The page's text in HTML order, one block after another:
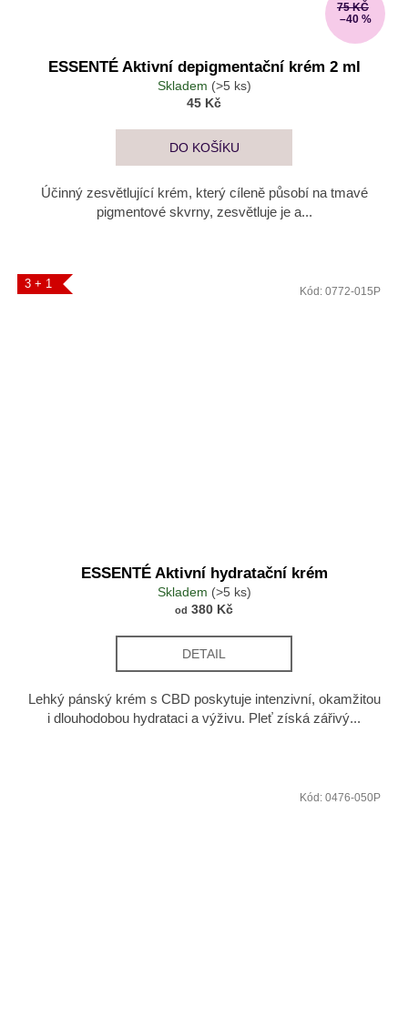
75 KČ
–40 %
ESSENTÉ Aktivní depigmentační krém 2 ml
Skladem (>5 ks)
45 Kč
DO KOŠÍKU
Účinný zesvětlující krém, který cíleně působí na tmavé
pigmentové skvrny, zesvětluje je a...
3 + 1
ESSENTÉ Aktivní hydratační krém
Skladem (>5 ks)
od 380 Kč
DETAIL
Lehký pánský krém s CBD poskytuje intenzivní, okamžitou
i dlouhodobou hydrataci a výživu. Pleť získá zářivý...
Kód: 0772-015P
Kód: 0476-050P